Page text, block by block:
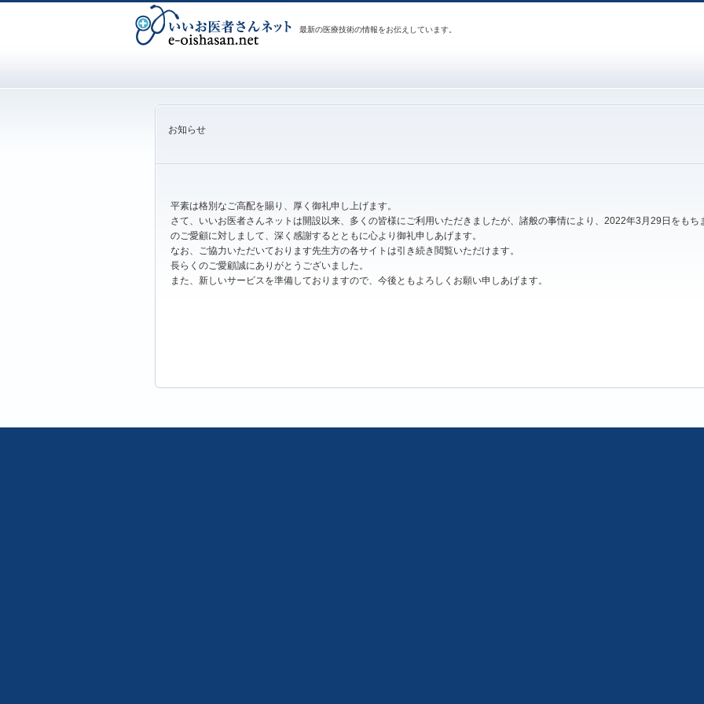
最新の医療技術の情報をお伝えしています。
お知らせ
平素は格別なご高配を賜り、厚く御礼申し上げます。
さて、いいお医者さんネットは開設以来、多くの皆様にご利用いただきましたが、諸般の事情により、2022年3月29日をも
のご愛顧に対しまして、深く感謝するとともに心より御礼申しあげます。
なお、ご協力いただいております先生方の各サイトは引き続き閲覧いただけます。
長らくのご愛顧誠にありがとうございました。
また、新しいサービスを準備しておりますので、今後ともよろしくお願い申しあげます。